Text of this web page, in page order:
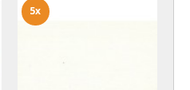
5x